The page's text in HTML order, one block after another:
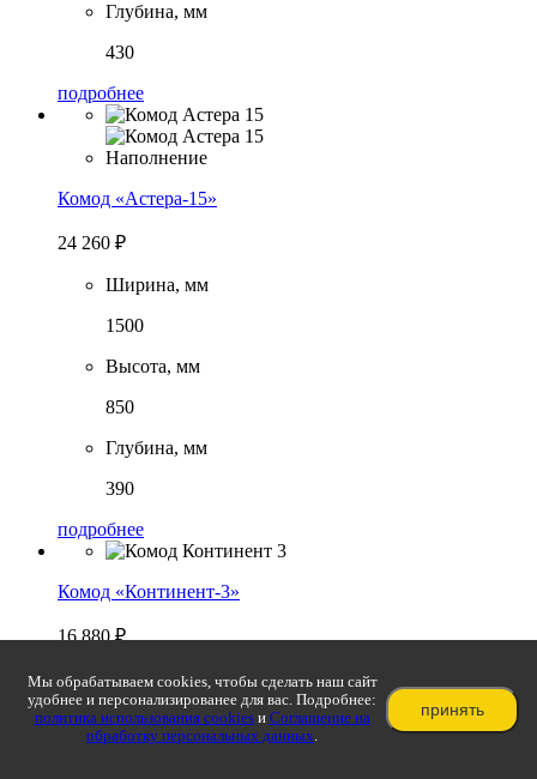
Глубина, мм
430
подробнее
Комод «Астера-15»
24 260 ₽
Ширина, мм
1500
Высота, мм
850
Глубина, мм
390
подробнее
Комод «Континент-3»
16 880₽
Ширина, мм
1200
Мы обрабатываем cookies, чтобы сделать наш сайт
удобнее и персонализированее для вас. Подробнее:
политика использования cookiesи Соглашение на
обработку персональных данных.
принять